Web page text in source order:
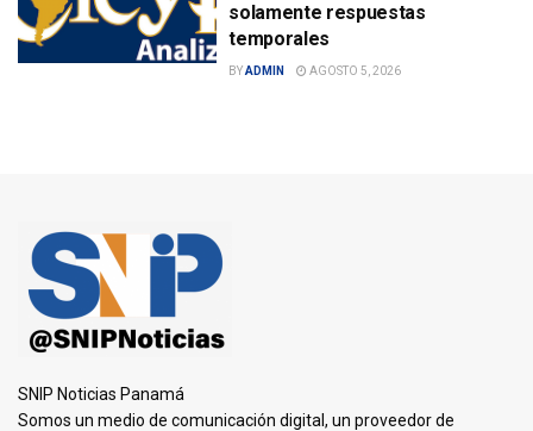
solamente respuestas
temporales
BYADMIN AGOSTO 5, 2026
SNIP Noticias Panamá
Somos un medio de comunicación digital, un proveedor de